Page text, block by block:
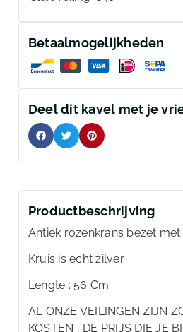
Betaalmogelijkheden
Deel dit kavel met je
Productbeschrijving
Antiek rozenkrans bezet
Kruis is echt zilver
Lengte : 56 Cm
AL ONZE VEILINGEN ZIJN
KOSTEN , DE PRIJS DIE JE